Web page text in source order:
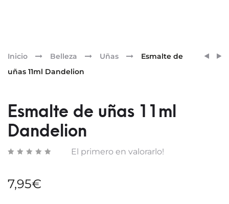
Inicio Belleza Uñas
Esmalte de
uñas 11ml Dandelion
Esmalte de uñas 11ml
Dandelion
El primero en valorarlo!
7,95€